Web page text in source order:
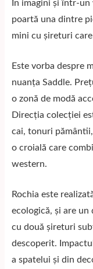
În imagini și într-
poartă una dintre
mini cu șireturi
Este vorba despre
nuanța Saddle.
o zonă de modă
Direcția colecției
cai, tonuri
o croială care
western.
Rochia este
ecologică, și are un
cu două șireturi
descoperit.
a spatelui și din